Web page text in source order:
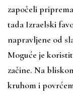
započeli
tada Izraelski
napravljene od
Moguće je
začine. Na
kruhom i